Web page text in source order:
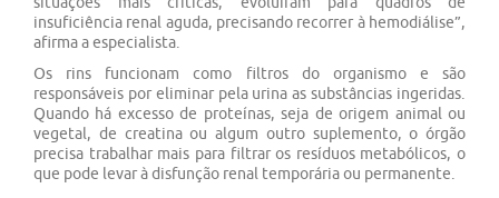
insuficiência renal aguda, precisando recorrer à hemodiálise”,
afirma a especialista.
Os rins funcionam como filtros do organismo e são
responsáveis por eliminar pela urina as substâncias ingeridas.
Quando há excesso de proteínas, seja de origem animal ou
vegetal, de creatina ou algum outro suplemento, o órgão
precisa trabalhar mais para filtrar os resíduos metabólicos, o
que pode levar à disfunção renal temporária ou permanente.